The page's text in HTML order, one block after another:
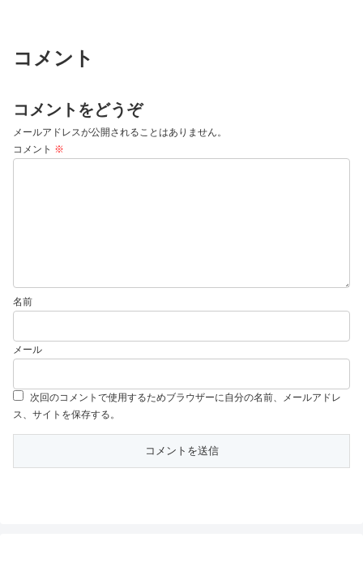
コメント
コメントをどうぞ
メールアドレスが公開されることはありません。
コメント ※
名前
メール
次回のコメントで使用するためブラウザーに自分の名前、メールアドレ
ス、サイトを保存する。